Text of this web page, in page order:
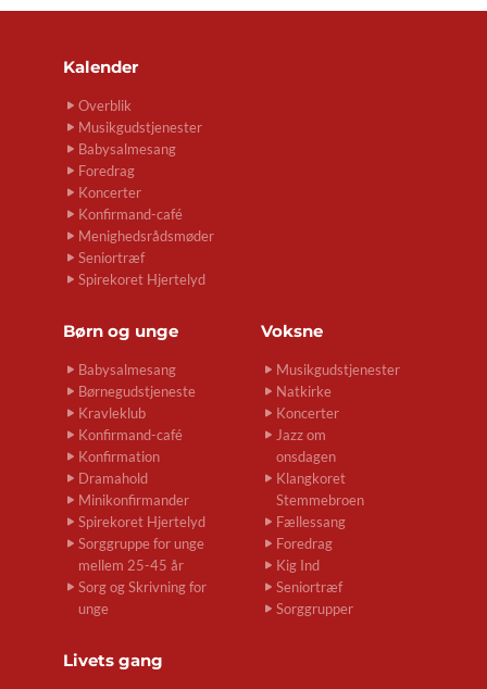
Kalender
Overblik
Musikgudstjenester
Babysalmesang
Foredrag
Koncerter
Konfirmand-café
Menighedsrådsmøder
Seniortræf
Spirekoret Hjertelyd
Børn og unge
Babysalmesang
Børnegudstjeneste
Kravleklub
Konfirmand-café
Konfirmation
Dramahold
Minikonfirmander
Spirekoret Hjertelyd
Sorggruppe for unge
mellem 25-45 år
Sorg og Skrivning for
unge
Voksne
Musikgudstjenester
Natkirke
Koncerter
Jazz om
onsdagen
Klangkoret
Stemmebroen
Fællessang
Foredrag
Kig Ind
Seniortræf
Sorggrupper
Livets gang